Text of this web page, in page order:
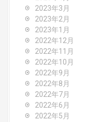
2023年3月
2023年2月
2023年1月
2022年12月
2022年11月
2022年10月
2022年9月
2022年8月
2022年7月
2022年6月
2022年5月